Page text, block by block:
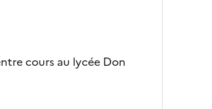
cours au lycée Don